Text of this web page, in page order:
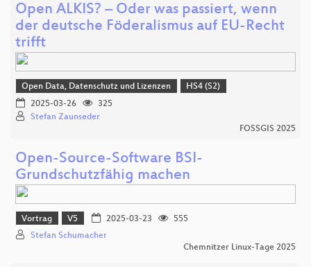
Open ALKIS? – Oder was passiert, wenn
der deutsche Föderalismus auf EU-Recht
trifft
Open Data, Datenschutz und Lizenzen
HS4 (S2)
2025-03-26
325
Stefan Zaunseder
FOSSGIS 2025
Open-Source-Software BSI-
Grundschutzfähig machen
Vortrag V5 2025-03-23
555
Stefan Schumacher
Chemnitzer Linux-Tage 2025